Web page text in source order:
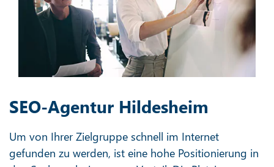
SEO-Agentur Hildesheim
Um von Ihrer Zielgruppe schnell im Internet
gefunden zu werden, ist eine hohe Positionierung in